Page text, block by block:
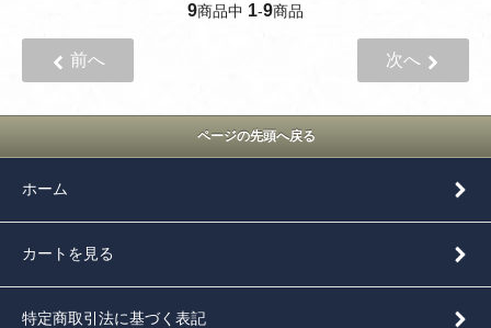
9商品中 1-9商品
前へ 次へ
ページの先頭へ戻る
ホーム
カートを見る
特定商取引法に基づく表記